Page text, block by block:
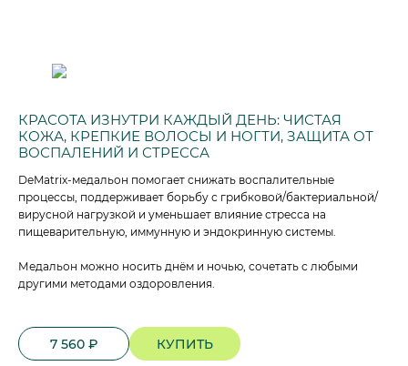
КРАСОТА ИЗНУТРИ КАЖДЫЙ ДЕНЬ: ЧИСТАЯ
КОЖА, КРЕПКИЕ ВОЛОСЫ И НОГТИ, ЗАЩИТА ОТ
ВОСПАЛЕНИЙ И СТРЕССА
DeMatrix-медальон помогает снижать воспалительные
процессы, поддерживает борьбу с грибковой/бактериальной/
вирусной нагрузкой и уменьшает влияние стресса на
пищеварительную, иммунную и эндокринную системы.
Медальон можно носить днём и ночью, сочетать с любыми
другими методами оздоровления.
7 560 ₽ КУПИТЬ